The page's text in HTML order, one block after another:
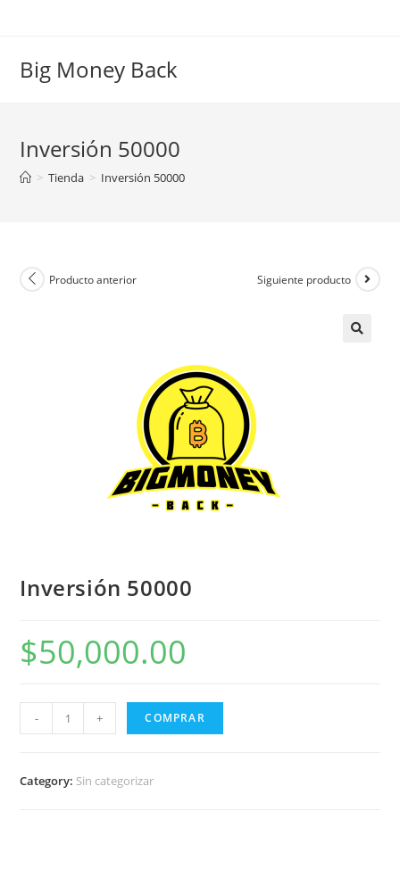
Big Money Back
Inversión 50000
> Tienda > Inversión 50000
Producto anterior Siguiente producto
Inversión 50000
$50,000.00
-
Inversión
50000
+ COMPRAR
Category: Sin categorizar